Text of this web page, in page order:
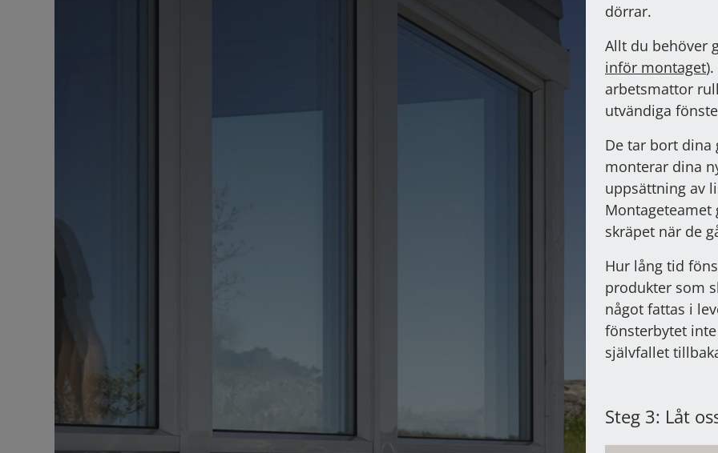
dörrar.
Allt du behöver
inför montaget
arbetsmattor
utvändiga
De tar bort dina
monterar dina
uppsättning av
Montageteamet
skräpet när de
Hur lång tid
produkter som
något fattas i
fönsterbytet
självfallet
Steg 3: Låt